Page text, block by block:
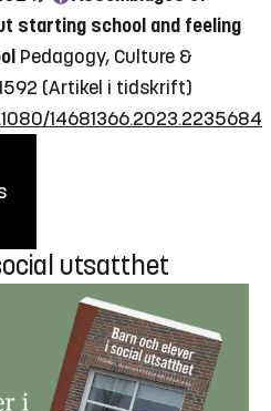
starting school and feeling
Pedagogy, Culture &
(Artikel i tidskrift)
14681366.2023.2235684
utsatthet